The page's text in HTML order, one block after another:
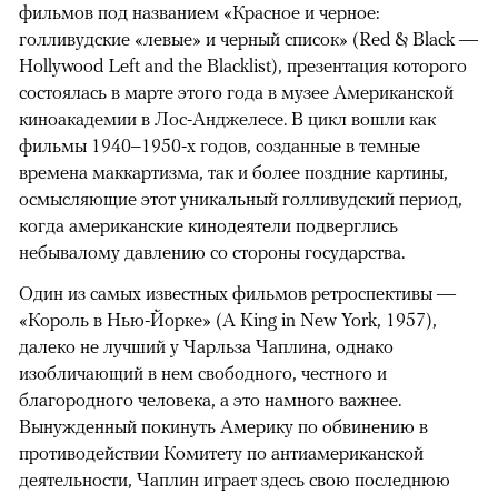
фильмов под названием «Красное и черное:
голливудские «левые» и черный список» (Red & Black —
Hollywood Left and the Blacklist), презентация которого
состоялась в марте этого года в музее Американской
киноакадемии в Лос-Анджелесе. В цикл вошли как
фильмы 1940–1950-х годов, созданные в темные
времена маккартизма, так и более поздние картины,
осмысляющие этот уникальный голливудский период,
когда американские кинодеятели подверглись
небывалому давлению со стороны государства.
Один из самых известных фильмов ретроспективы —
«Король в Нью-Йорке» (A King in New York, 1957),
далеко не лучший у Чарльза Чаплина, однако
изобличающий в нем свободного, честного и
благородного человека, а это намного важнее.
Вынужденный покинуть Америку по обвинению в
противодействии Комитету по антиамериканской
деятельности, Чаплин играет здесь свою последнюю